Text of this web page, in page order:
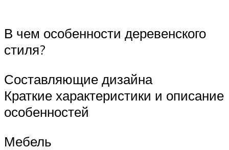
В чем особенности деревенского
стиля?
Составляющие дизайна
Краткие характеристики и описание
особенностей
Мебель